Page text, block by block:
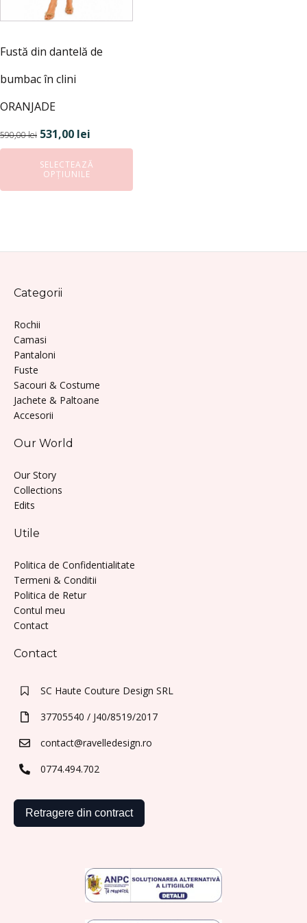
Fustă din dantelă de
bumbac în clini
ORANJADE
590,00lei Prețul
inițial
a
531,00 lei
curent
este:
SELECTEAZĂ
OPȚIUNILE
în
produsului.
Categorii
Rochii
Camasi
Pantaloni
Fuste
Sacouri & Costume
Jachete & Paltoane
Accesorii
Our World
Our Story
Collections
Edits
Utile
Politica de Confidentialitate
Termeni & Conditii
Politica de Retur
Contul meu
Contact
Contact
SC Haute Couture Design SRL
37705540 / J40/8519/2017
contact@ravelledesign.ro
0774.494.702
Retragere din contract